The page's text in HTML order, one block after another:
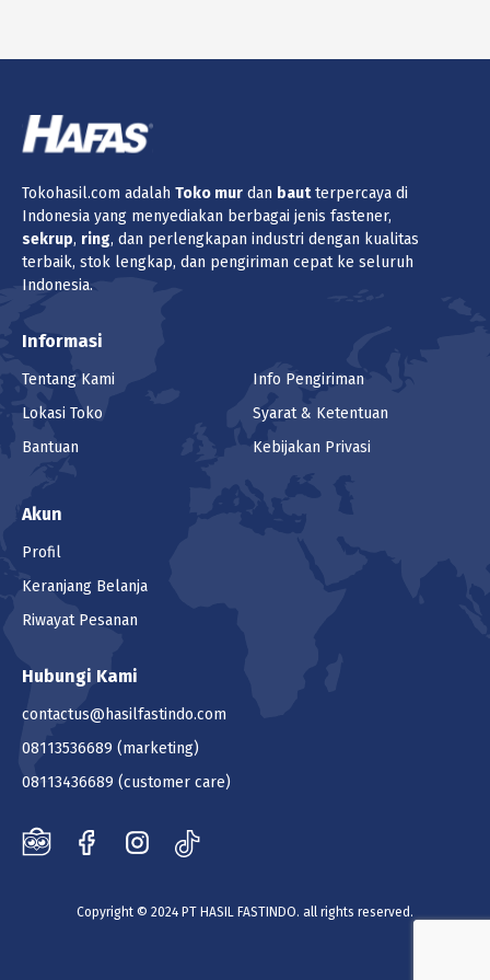
Tokohasil.com adalah Toko mur dan bautterpercaya di
Indonesia yang menyediakan berbagai jenis fastener,
sekrup, ring, dan perlengkapan industri dengan kualitas
terbaik, stok lengkap, dan pengiriman cepat ke seluruh
Indonesia.
Informasi
Tentang Kami
Lokasi Toko
Bantuan
Info Pengiriman
Syarat & Ketentuan
Kebijakan Privasi
Akun
Profil
Keranjang Belanja
Riwayat Pesanan
Hubungi Kami
contactus@hasilfastindo.com
08113536689 (marketing)
08113436689 (customer care)
Copyright © 2024 PT HASIL FASTINDO. all rights reserved.